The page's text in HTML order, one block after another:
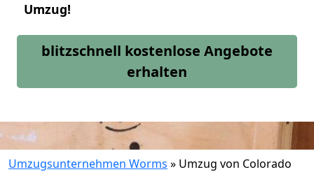
Umzug!
blitzschnell kostenlose Angebote
erhalten
Umzugsunternehmen Worms » Umzug von Colorado